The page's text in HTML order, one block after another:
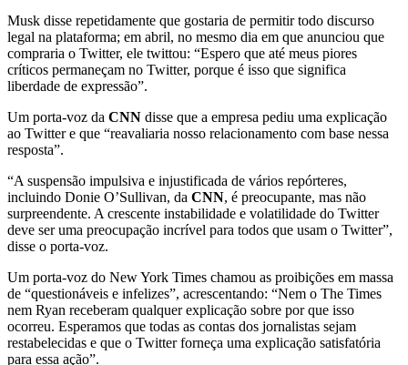
Musk disse repetidamente que gostaria de permitir todo discurso
legal na plataforma; em abril, no mesmo dia em que anunciou que
compraria o Twitter, ele twittou: “Espero que até meus piores
críticos permaneçam no Twitter, porque é isso que significa
liberdade de expressão”.
Um porta-voz da CNN disse que a empresa pediu uma explicação
ao Twitter e que “reavaliaria nosso relacionamento com base nessa
resposta”.
“A suspensão impulsiva e injustificada de vários repórteres,
incluindo Donie O’Sullivan, da CNN, é preocupante, mas não
surpreendente. A crescente instabilidade e volatilidade do Twitter
deve ser uma preocupação incrível para todos que usam o Twitter”,
disse o porta-voz.
Um porta-voz do New York Times chamou as proibições em massa
de “questionáveis ​​e infelizes”, acrescentando: “Nem o The Times
nem Ryan receberam qualquer explicação sobre por que isso
ocorreu. Esperamos que todas as contas dos jornalistas sejam
restabelecidas e que o Twitter forneça uma explicação satisfatória
para essa ação”.